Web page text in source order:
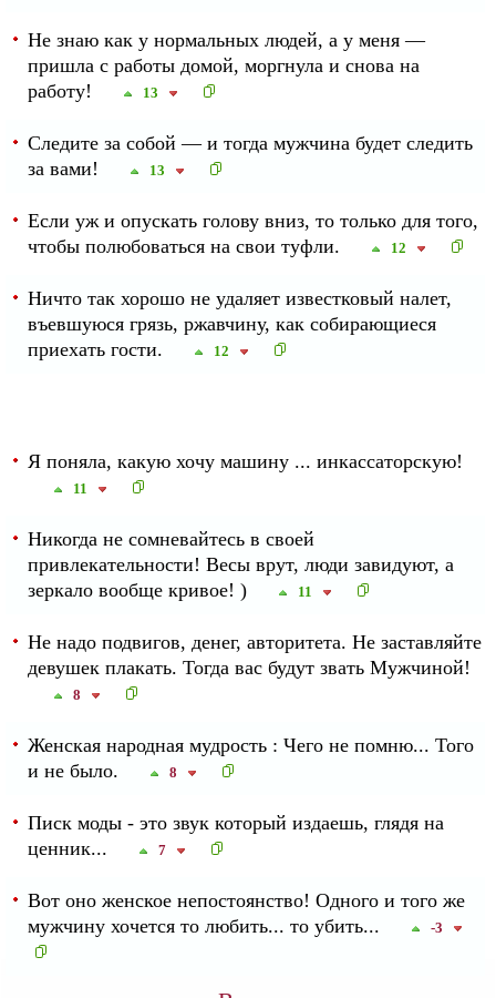
Не знаю как у нормальных людей, а у меня —
пришла с работы домой, моргнула и снова на
работу!
13
Следите за собой — и тогда мужчина будет следить
за вами!
13
Если уж и опускать голову вниз, то только для того,
чтобы полюбоваться на свои туфли.
12
Ничто так хорошо не удаляет известковый налет,
въевшуюся грязь, ржавчину, как собирающиеся
приехать гости.
12
Я поняла, какую хочу машину ... инкассаторскую!
11
Никогда не сомневайтесь в своей
привлекательности! Весы врут, люди завидуют, а
зеркало вообще кривое! )
11
Не надо подвигов, денег, авторитета. Не заставляйте
девушек плакать. Тогда вас будут звать Мужчиной!
8
Женская народная мудрость : Чего не помню... Того
и не было.
8
Писк моды - это звук который издаешь, глядя на
ценник...
7
Вот оно женское непостоянство! Одного и того же
мужчину хочется то любить... то убить...
-3